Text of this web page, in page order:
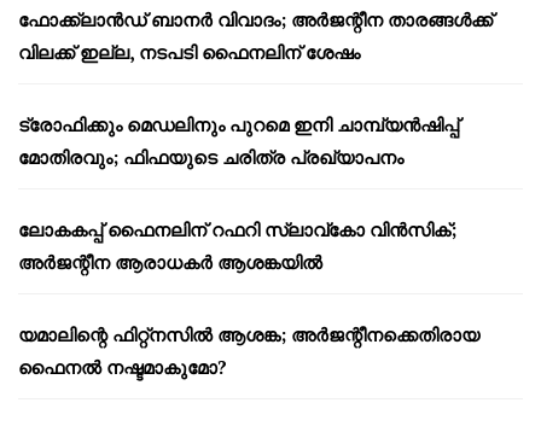
ഫോക്ക്‌ലാൻഡ് ബാനർ വിവാദം; അർജന്റീന താരങ്ങൾക്ക്
വിലക്ക് ഇല്ല, നടപടി ഫൈനലിന് ശേഷം
ട്രോഫിക്കും മെഡലിനും പുറമെ ഇനി ചാമ്പ്യൻഷിപ്പ്
മോതിരവും; ഫിഫയുടെ ചരിത്ര പ്രഖ്യാപനം
ലോകകപ്പ് ഫൈനലിന് റഫറി സ്ലാവ്‌കോ വിൻസിക്;
അർജന്റീന ആരാധകർ ആശങ്കയിൽ
യമാലിന്റെ ഫിറ്റ്നസിൽ ആശങ്ക; അർജന്റീനക്കെതിരായ
ഫൈനൽ നഷ്ടമാകുമോ?